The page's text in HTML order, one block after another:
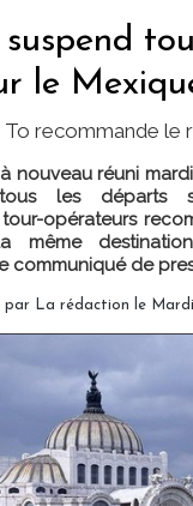
le
To recommande le
nouveau réuni
les départs
opérateurs
même
communiqué de
par La rédaction le